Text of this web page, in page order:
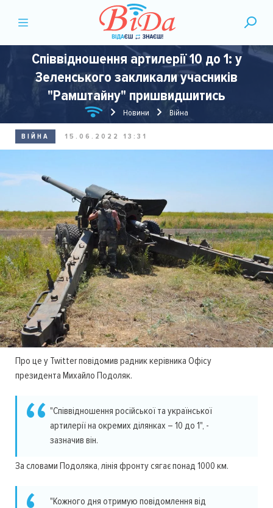
Співвідношення артилерії 10 до 1: у
Зеленського закликали учасників
"Рамштайну" пришвидшитись
Новини Війна
ВІЙНА 15.06.2022 13:31
Про це у Twitter повідомив радник керівника Офісу
президента Михайло Подоляк.
"Співвідношення російської та української
артилерії на окремих ділянках – 10 до 1", -
зазначив він.
За словами Подоляка, лінія фронту сягає понад 1000 км.
"Кожного дня отримую повідомлення від